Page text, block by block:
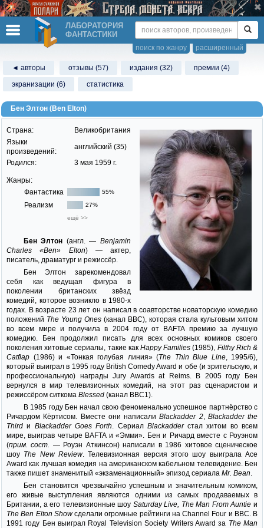
ЛАБОРАТОРИЯ
ФАНТАСТИКИ
расширенный
поиск по жанру
◄ авторы отзывы (57) издания (32)
премии (4)
экранизации (6)
статистика
Бен Элтон (Ben Elton)
Страна:
Великобритания
Языки
произведений:
английский (35)
Родился:
3 мая 1959 г.
Жанры:
Фантастика
55%
Реализм
27%
ещё >>
Бен Элтон (англ. —Benjamin
Charles «Ben» Elton) — актер,
писатель, драматург и режиссёр.
Бен Элтон зарекомендовал
себя как ведущая фигура в
поколении британских звёзд
комедий, которое возникло в 1980-х
годах. В возрасте 23 лет он написал в соавторстве новаторскую комедию
положений The Young Ones (канал BBC), которая стала культовым хитом
во всем мире и получила в 2004 году от BAFTA премию за лучшую
комедию. Бен продолжил писать для всех основных комиков своего
поколения хитовые сериалы, такие как Happy Families (1985), Filthy Rich &
Catflap (1986) и «Тонкая голубая линия» (The Thin Blue Line, 1995/6),
который выиграл в 1995 году British Comedy Award и обе (и зрительскую, и
профессиональную) награды Jury Awards at Reims. В 2005 году Бен
вернулся в мир телевизионных комедий, на этот раз сценаристом и
режиссёром ситкома Blessed (канал BBC1).
В 1985 году Бен начал свою феноменально успешное партнёрство с
Ричардом Кёртисом. Вместе они написалиBlackadder 2, Blackadder the
Third и Blackadder Goes Forth. Сериал Blackadderстал хитом во всем
мире, выиграв четыре BAFTA и «Эмми». Бен и Ричард вместе с Роуэном
(прим. сост. — Роуэн Аткинсон) написали в 1986 хитовое сценическое
шоу The New Review. Телевизионная версия этого шоу выиграла Ace
Award как лучшая комедия на американском кабельном телевидение. Бен
также пишет знаменитый «экзаменационный» эпизод сериала Mr. Bean.
Бен становится чрезвычайно успешным и значительным комиком,
его живые выступления являются одними из самых продаваемых в
Британии, а его телевизионные шоу Saturday Live, The Man From Auntie и
The Ben Elton Showсделали огромные рейтинги на Channel Four и BBC. В
1991 году Бен выиграл Royal Television Society Writers Award за The Man